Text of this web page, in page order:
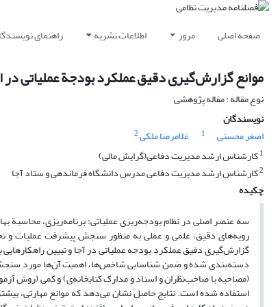
صفحه اصلی مرور اطلاعات نشریه راهنمای
موانع گزارش‌گیری دقیق عملکرد بودجة عملیاتی
نوع مقاله : مقاله پژوهشی
نویسندگان
اصغر محسنی
1 غلامرضا ملکی2
1کارشناس ارشد مدیریت دفاعی(گرایش مالی)
2کارشناس ارشد مدیریت دفاعی مدرس دانشگاه فرماندهی و ستاد آجا
چکیده
سه عنصر اصلی در نظام بودجه‌ریزی عملیاتی: برنامه‌ریزی، محاسبة
رویه‌های دقیق، علمی و عملی به منظور سنجش پیشرفت عملیات و
گزارش‌گیری دقیق عملکرد بودجه عملیاتی در آجا و تبیین راهکارهایی
دسته‌بندی شده و ضمن شناسایی شاخص‌ها، اهمیت آن‌ها مورد سنجش
استفاده شده است. نتایج حاصل نشان می‌دهد که موانع مهارتی،